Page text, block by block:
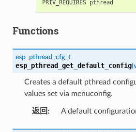
Functions
esp_pthread_cfg_t
esp_pthread_get_default_config(
Creates a default pthread
values set via menuconfig.
返回 : A default